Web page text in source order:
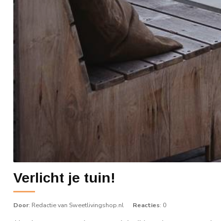
Verlicht je tuin!
Door: Redactie van Sweetlivingshop.nl Reacties: 0